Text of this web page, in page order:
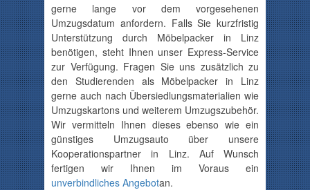
gerne lange vor dem vorgesehenen
Umzugsdatum anfordern. Falls Sie kurzfristig
Unterstützung durch Möbelpacker in Linz
benötigen, steht Ihnen unser Express-Service
zur Verfügung. Fragen Sie uns zusätzlich zu
den Studierenden als Möbelpacker in Linz
gerne auch nach Übersiedlungsmaterialien wie
Umzugskartons und weiterem Umzugszubehör.
Wir vermitteln Ihnen dieses ebenso wie ein
günstiges Umzugsauto über unsere
Kooperationspartner in Linz. Auf Wunsch
fertigen wir Ihnen im Voraus ein
unverbindliches Angebotan.